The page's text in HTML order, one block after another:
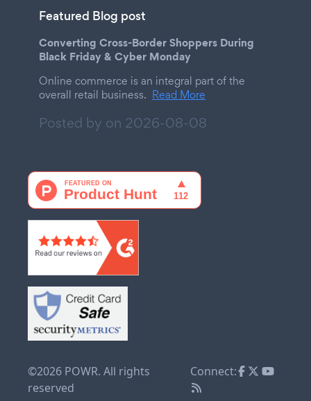
Featured Blog post
Converting Cross-Border Shoppers During
Black Friday & Cyber Monday
Online commerce is an integral part of the
overall retail business. Read More
Posted by on 2026-08-08
©2026 POWR. All rights
reserved
Connect: